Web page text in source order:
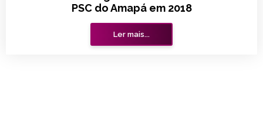
PSC do Amapá em 2018
Ler mais...